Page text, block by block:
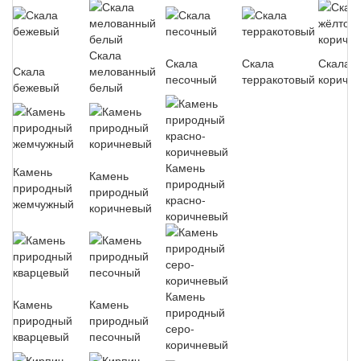
Скала
бежевый
Скала
мелованный
белый
Скала
песочный
Скала
терракотовый
Скала
Камень
природный
жемчужный
Камень
природный
коричневый
Камень
природный
красно-
коричневый
Камень
природный
кварцевый
Камень
природный
песочный
Камень
природный
серо-
коричневый